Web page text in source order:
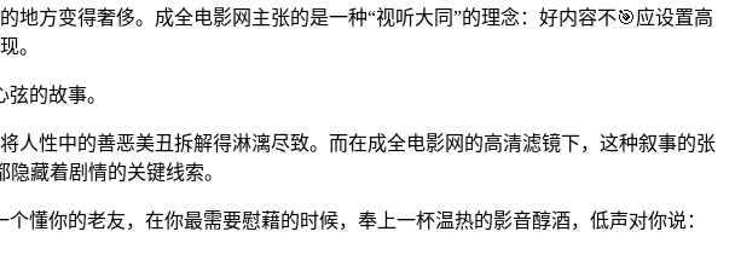
方变得奢侈。成全电影网主张的是一种“视听大同”的理念：好内容不🎯应设置高
。
的故事。
人性中的善恶美丑拆解得淋漓尽致。而在成全电影网的高清滤镜下，这种叙事的张
藏着剧情的关键线索。
懂你的老友，在你最需要慰藉的时候，奉上一杯温热的影音醇酒，低声对你说：